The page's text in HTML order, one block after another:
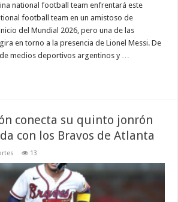
national football team enfrentará este
football team en un amistoso de
del Mundial 2026, pero una de las
en torno a la presencia de Lionel Messi. De
medios deportivos argentinos y …
conecta su quinto jonrón
con los Bravos de Atlanta
13